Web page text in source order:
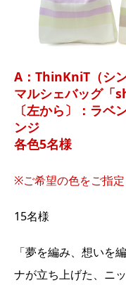
A：ThinKniT（シン
マルシェバッグ「
〔左から〕：ラベ
ンジ
各色5名様
※ご希望の色をご指定
15名様
「夢を編み、想いを
ナが立ち上げた、ニ